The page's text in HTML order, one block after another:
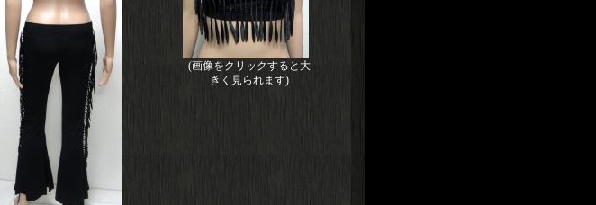
(画像をクリックすると大
きく見られます)